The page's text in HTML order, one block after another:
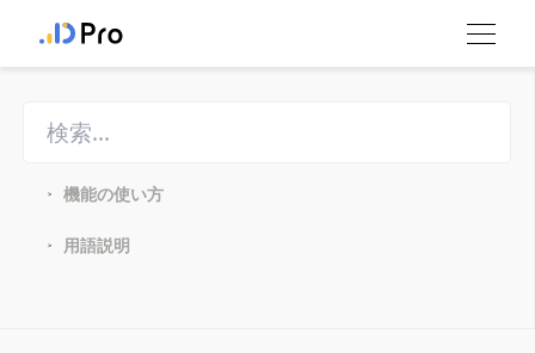
> 機能の使い方
> 用語説明